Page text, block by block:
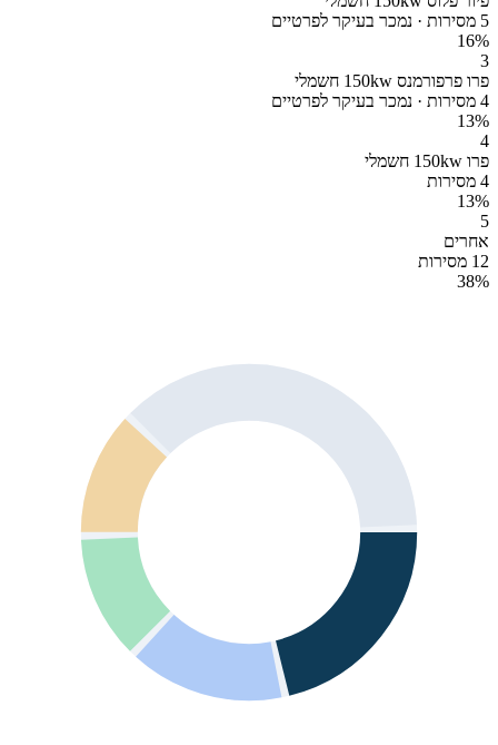
5 מסירות · נמכר בעיקר לפרטיים
16%
3
פרו פרפורמנס 150kw חשמלי
4 מסירות · נמכר בעיקר לפרטיים
13%
4
פרו 150kw חשמלי
4 מסירות
13%
5
אחרים
12 מסירות
38%